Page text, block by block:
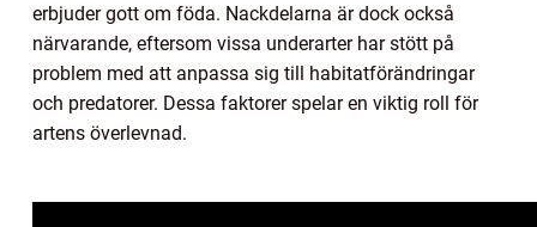
erbjuder gott om föda. Nackdelarna är dock också
närvarande, eftersom vissa underarter har stött på
problem med att anpassa sig till habitatförändringar
och predatorer. Dessa faktorer spelar en viktig roll för
artens överlevnad.